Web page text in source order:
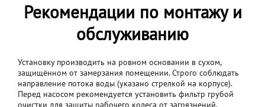
Рекомендации по монтажу и
обслуживанию
Установку производить на ровном основании в сухом,
защищённом от замерзания помещении. Строго соблюдать
направление потока воды (указано стрелкой на корпусе).
Перед насосом рекомендуется установить фильтр грубой
очистки для защиты рабочего колеса от загрязнений.